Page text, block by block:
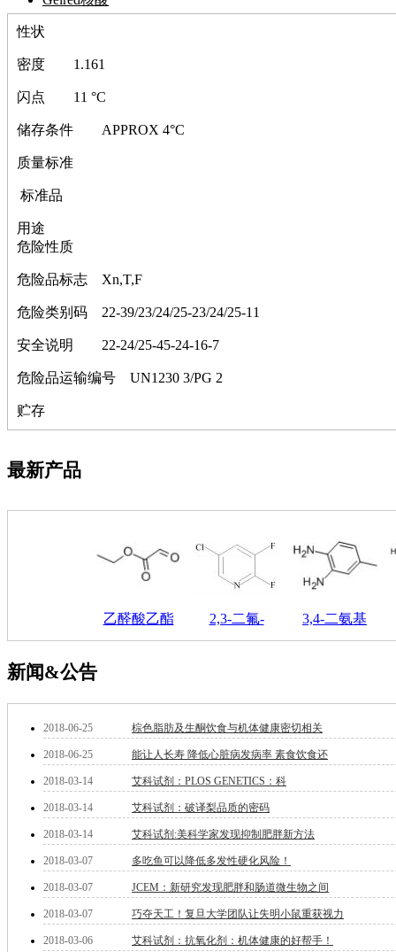
锰
硅烷
林
醚
脒
钠
萘
脲
镍
宁
铍
嘌呤
铅
醛
噻吩
筛
试纸
锶
素
铁
铜
酮
烷
钨
硒
锡
盐
吲哚
锗
性状
密度 1.161
闪点 11 °C
储存条件 APPROX 4°C
质量标准
标准品
用途
危险性质
危险品标志 Xn,T,F
危险类别码 22-39/23/24/25-23/24/25-11
安全说明 22-24/25-45-24-16-7
危险品运输编号 UN1230 3/PG 2
贮存
最新产品
乙醛酸乙酯 2,3-二氟- 3,4-二氨基
新闻&公告
2018-06-25 棕色脂肪及生酮饮食与机体健康密切相关
2018-06-25 能让人长寿 降低心脏病发病率 素食饮食还
2018-03-14 艾科试剂：PLOS GENETICS：科
2018-03-14 艾科试剂：破译梨品质的密码
2018-03-14 艾科试剂:美科学家发现抑制肥胖新方法
2018-03-07 多吃鱼可以降低多发性硬化风险！
2018-03-07 JCEM：新研究发现肥胖和肠道微生物之间
2018-03-07 巧夺天工！复旦大学团队让失明小鼠重获视力
2018-03-06 艾科试剂：抗氧化剂：机体健康的好帮手！